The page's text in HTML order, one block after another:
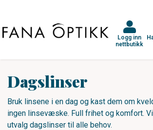
Logg inn
nettbutikk
Dagslinser
Bruk linsene i en dag og kast dem om
ingen linsevæske. Full frihet og komfort.
utvalg dagslinser til alle behov.